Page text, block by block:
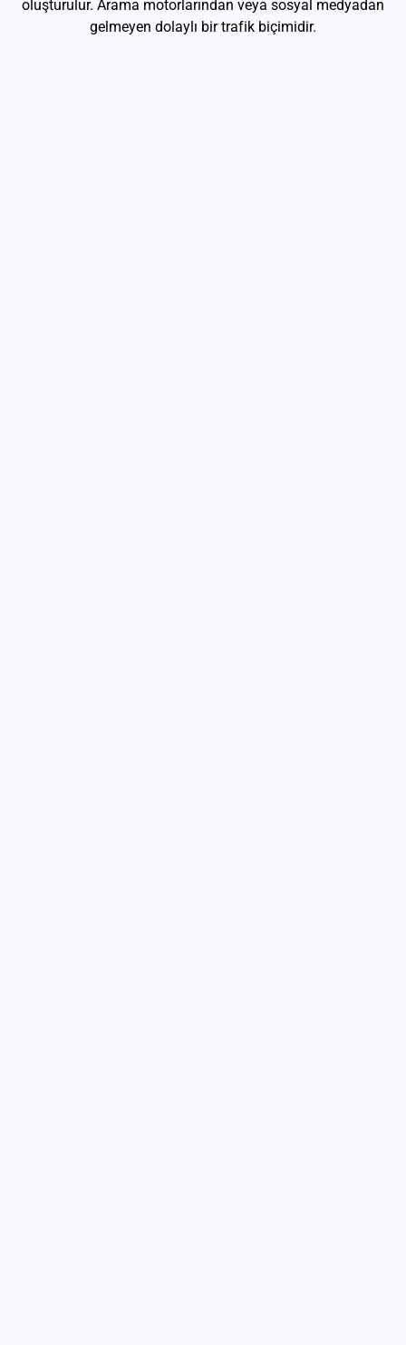
oluşturulur. Arama motorlarından veya sosyal medyadan
gelmeyen dolaylı bir trafik biçimidir.